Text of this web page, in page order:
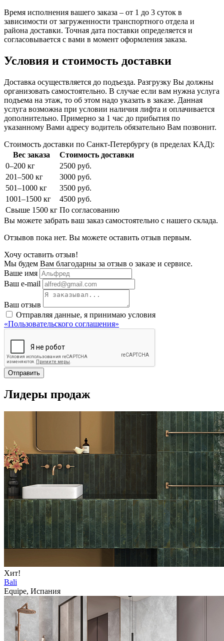
Время исполнения вашего заказа – от 1 до 3 суток в
зависимости от загруженности транспортного отдела и
района доставки. Точная дата поставки определяется и
согласовывается с вами в момент оформления заказа.
Условия и стоимость доставки
Доставка осуществляется до подъезда. Разгрузку Вы должны
организовать самостоятельно. В случае если вам нужна услуга
подъема на этаж, то об этом надо указать в заказе. Данная
услуга возможна при условии наличия лифта и оплачивается
дополнительно. Примерно за 1 час до прибытия по
указанному Вами адресу водитель обязательно Вам позвонит.
Стоимость доставки по Санкт-Петербургу (в пределах КАД):
Вес заказа
Стоимость доставки
0–200 кг
2500 руб.
201–500 кг
3000 руб.
501–1000 кг
3500 руб.
1001–1500 кг
4500 руб.
Свыше 1500 кг По согласованию
Вы можете забрать ваш заказ самостоятельно с нашего склада.
Отзывов пока нет. Вы можете оставить отзыв первым.
Хочу оставить отзыв!
Мы будем Вам благодарны за отзыв о заказе и сервисе.
Ваше имя
Ваш e-mail
Ваш отзыв
Отправляя данные, я принимаю условия
«Пользовательского соглашения»
Отправить
Лидеры продаж
Хит!
Bali
Equipe, Испания